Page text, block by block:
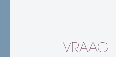
VRAAG